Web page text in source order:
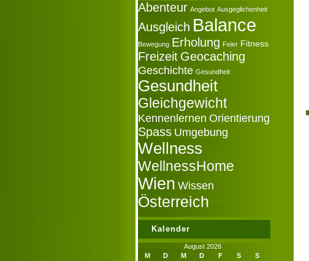
Abenteur Angebot Ausgeglichenheit
Ausgleich Balance
Bewegung Erholung Feier Fitness
Freizeit Geocaching
Geschichte Gesundheit
Gesundheit
Gleichgewicht
Kennenlernen Orientierung
Spass Umgebung
Wellness
WellnessHome
Wien Wissen
Österreich
Kalender
August 2026
M
D M D F S S